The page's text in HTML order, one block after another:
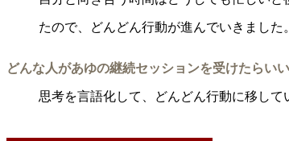
たので、どんどん行動が進んでいきました。
どんな人があゆの継続セッションを受けたらい
思考を言語化して、どんどん行動に移して